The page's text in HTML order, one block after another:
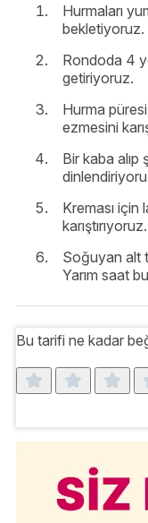
Hurmaları
bekletiyoruz.
Rondoda 4
getiriyoruz.
Hurma
ezmesini
Bir kaba alıp
Kreması için
Soğuyan alt
Yarım saat
Bu tarifi ne kadar